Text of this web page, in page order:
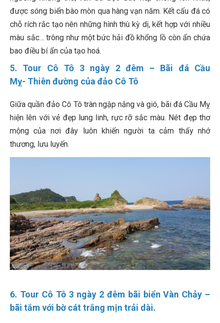
được sóng biển bào mòn qua hàng vạn năm. Kết cấu đá có
chỗ rích rắc tạo nên những hình thù kỳ dị, kết hợp với nhiều
màu sắc… trông như một bức hải đồ khổng lồ còn ẩn chứa
bao điều bí ẩn của tạo hoá.
5. Tour Cô Tô 3 ngày 2 đêm – Bãi đá Cầu
Mỵ- Thiên đường của đảo Cô Tô
Giữa quần đảo Cô Tô tràn ngập nắng và gió, bãi đá Cầu Mỵ
hiện lên với vẻ đẹp lung linh, rực rỡ sắc màu. Nét đẹp thơ
mộng của nơi đây luôn khiến người ta cảm thấy nhớ
thương, lưu luyến.
6. Tour Cô Tô 3 ngày 2 đêm bãi biển Vàn Chảy –
bãi tắm với bờ cát trắng mịn trải dài.